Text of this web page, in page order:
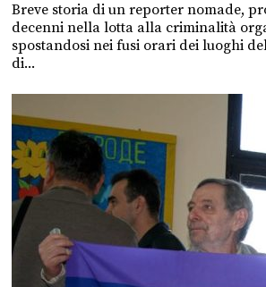
Breve storia di un reporter nomade,
decenni nella lotta alla criminalità
spostandosi nei fusi orari dei luoghi
di...